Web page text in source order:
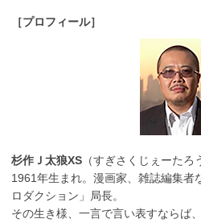
［プロフィール］
杉作Ｊ太狼XS （すぎさくじぇーたろ
1961年生まれ。漫画家、雑誌編集者
ロダクション」局長。
その生き様、一言で言い表すならば